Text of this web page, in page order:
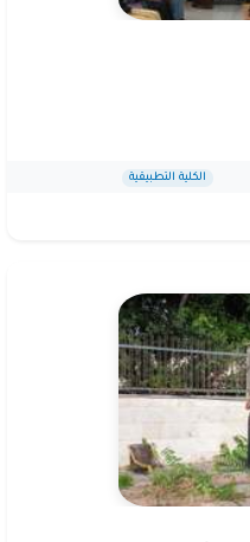
الكلية التطبيقية